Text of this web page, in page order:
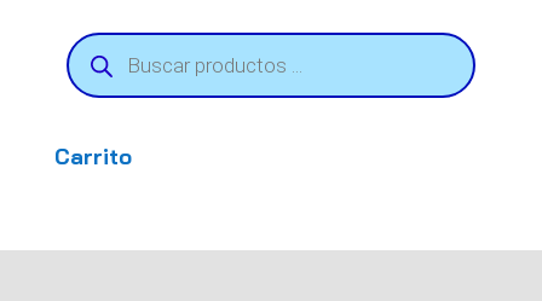
Búsqueda
de
productos
Carrito